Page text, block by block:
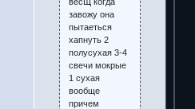
завожу она
пытаеться
хапнуть 2
полусухая 3-4
свечи мокрые
1 сухая
вообще
причем